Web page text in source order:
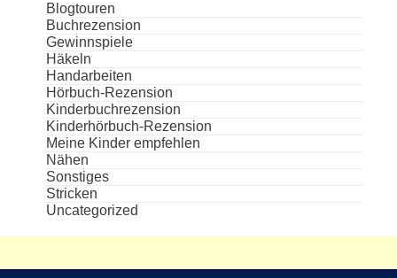
Blogtouren
Buchrezension
Gewinnspiele
Häkeln
Handarbeiten
Hörbuch-Rezension
Kinderbuchrezension
Kinderhörbuch-Rezension
Meine Kinder empfehlen
Nähen
Sonstiges
Stricken
Uncategorized